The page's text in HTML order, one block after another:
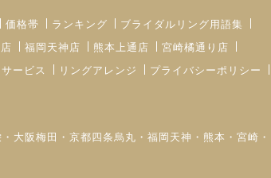
価格帯 ランキング
ブライダルリング用語集
福岡天神店 熊本上通店
宮崎橘通り店
ービス リングアレンジ
プライバシーポリシー
阪梅田・京都四条烏丸・福岡天神・熊本・宮崎・